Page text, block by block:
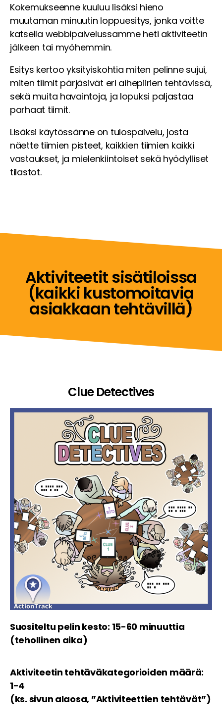
Kokemukseenne kuuluu lisäksi hieno
muutaman minuutin loppuesitys, jonka voitte
katsella webbipalvelussamme heti aktiviteetin
jälkeen tai myöhemmin.
Esitys kertoo yksityiskohtia miten pelinne sujui,
miten tiimit pärjäsivät eri aihepiirien tehtävissä,
sekä muita havaintoja, ja lopuksi paljastaa
parhaat tiimit.
Lisäksi käytössänne on tulospalvelu, josta
näette tiimien pisteet, kaikkien tiimien kaikki
vastaukset, ja mielenkiintoiset sekä hyödylliset
tilastot.
Aktiviteetit sisätiloissa
(kaikki kustomoitavia
asiakkaan tehtävillä)
Clue Detectives
Suositeltu pelin kesto: 15-60 minuuttia
(tehollinen aika)
Aktiviteetin tehtäväkategorioiden määrä:
1-4
(ks. sivun alaosa, ”Aktiviteettien tehtävät”)